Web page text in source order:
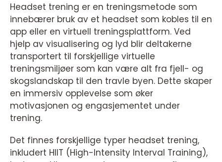
Headset trening er en treningsmetode som
innebærer bruk av et headset som kobles til en
app eller en virtuell treningsplattform. Ved
hjelp av visualisering og lyd blir deltakerne
transportert til forskjellige virtuelle
treningsmiljøer som kan være alt fra fjell- og
skogslandskap til den travle byen. Dette skaper
en immersiv opplevelse som øker
motivasjonen og engasjementet under
trening.
Det finnes forskjellige typer headset trening,
inkludert HIIT (High-Intensity Interval Training),